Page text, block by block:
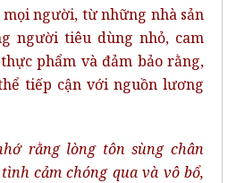
mọi người, từ những nhà sản
người tiêu dùng nhỏ, cam
phẩm và đảm bảo rằng,
tiếp cận với nguồn lương
rằng lòng tôn sùng chân
cảm chóng qua và vô bổ,